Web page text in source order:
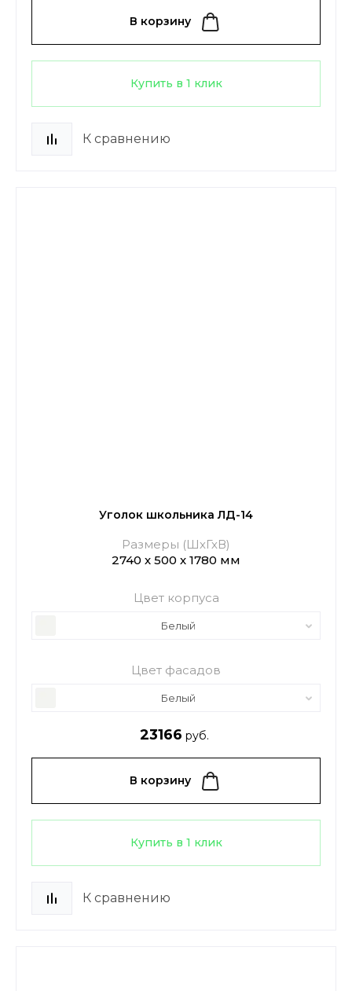
В корзину
Купить в 1 клик
К сравнению
Уголок школьника ЛД-14
Размеры (ШхГхВ)
2740 х 500 х 1780 мм
Цвет корпуса
Белый
Цвет фасадов
Белый
23166 руб.
В корзину
Купить в 1 клик
К сравнению